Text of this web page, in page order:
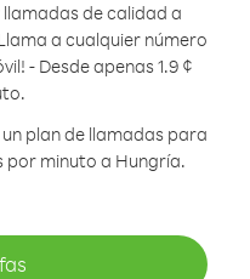
de calidad a
a cualquier número
- Desde apenas 1.9 ¢
plan de llamadas para
por minuto a Hungría.